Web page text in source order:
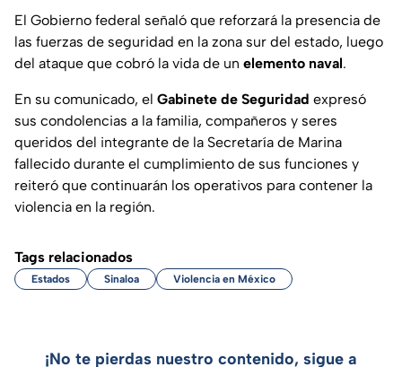
El Gobierno federal señaló que reforzará la presencia de
las fuerzas de seguridad en la zona sur del estado, luego
del ataque que cobró la vida de un elemento naval.
En su comunicado, el Gabinete de Seguridad expresó
sus condolencias a la familia, compañeros y seres
queridos del integrante de la Secretaría de Marina
fallecido durante el cumplimiento de sus funciones y
reiteró que continuarán los operativos para contener la
violencia en la región.
Tags relacionados
Estados Sinaloa Violencia en México
¡No te pierdas nuestro contenido, sigue a